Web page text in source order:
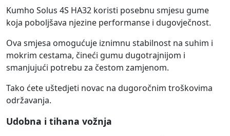
Kumho Solus 4S HA32 koristi posebnu smjesu gume
koja poboljšava njezine performanse i dugovječnost.
Ova smjesa omogućuje iznimnu stabilnost na suhim i
mokrim cestama, čineći gumu dugotrajnijom i
smanjujući potrebu za čestom zamjenom.
Tako ćete uštedjeti novac na dugoročnim troškovima
održavanja.
Udobna i tihana vožnja